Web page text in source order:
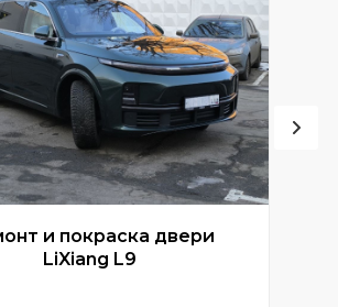
и покраска двери
LiXiang L9